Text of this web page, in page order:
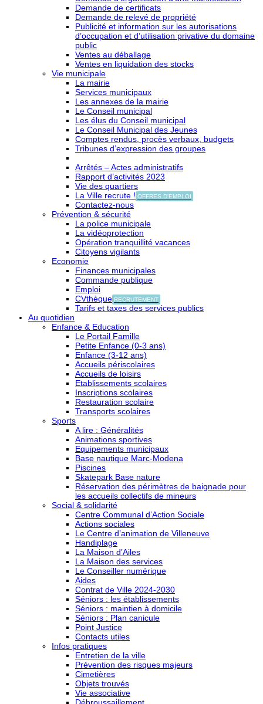
Demande de certificats
Demande de relevé de propriété
Publicité et information sur les autorisations
d’occupation et d’utilisation privative du domaine
public
Ventes au déballage
Ventes en liquidation des stocks
Vie municipale
La mairie
Services municipaux
Les annexes de la mairie
Le Conseil municipal
Les élus du Conseil municipal
Le Conseil Municipal des Jeunes
Comptes rendus, procès verbaux, budgets
Tribunes d’expression des groupes
Arrêtés – Actes administratifs
Rapport d’activités 2023
Vie des quartiers
La Ville recrute ! OFFRES D'EMPLOI
Contactez-nous
Prévention & sécurité
La police municipale
La vidéoprotection
Opération tranquillité vacances
Citoyens vigilants
Economie
Finances municipales
Commande publique
Emploi
CVthèque RECRUTEMENT
Tarifs et taxes des services publics
Au quotidien
Enfance & Education
Le Portail Famille
Petite Enfance (0-3 ans)
Enfance (3-12 ans)
Accueils périscolaires
Accueils de loisirs
Etablissements scolaires
Inscriptions scolaires
Restauration scolaire
Transports scolaires
Sports
A lire : Généralités
Animations sportives
Equipements municipaux
Base nautique Marc-Modena
Piscines
Skatepark Base nature
Réservation des périmètres de baignade pour
les accueils collectifs de mineurs
Social & solidarité
Centre Communal d’Action Sociale
Actions sociales
Le Centre d’animation de Villeneuve
Handiplage
La Maison d’Ailes
La Maison des services
Le Conseiller numérique
Aides
Contrat de Ville 2024-2030
Séniors : les établissements
Séniors : maintien à domicile
Séniors : Plan canicule
Point Justice
Contacts utiles
Infos pratiques
Entretien de la ville
Prévention des risques majeurs
Cimetières
Objets trouvés
Vie associative